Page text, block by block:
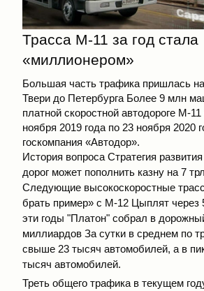
Трасса М-11 за год стала
«миллионером»
Большая часть трафика пришлась
Твери до Петербурга Более 9 млн
платной скоростной автодороге М-
ноября 2019 года по 23 ноября 2020
госкомпания «Автодор».
История вопроса Стратегия
дорог может пополнить казну на 7
Следующие высокоскоростные
брать пример» с М-12 Цыплят через
эти годы "Платон" собрал в
миллиардов За сутки в среднем по
свыше 23 тысяч автомобилей, а в
тысяч автомобилей.
Треть общего трафика в текущем